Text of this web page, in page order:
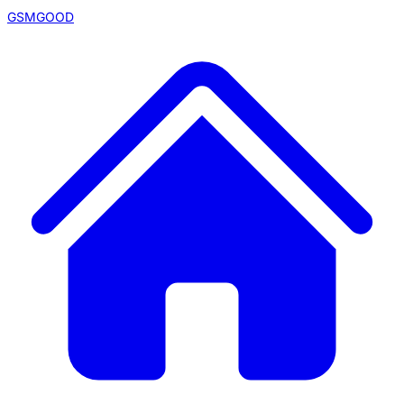
GSMGOOD